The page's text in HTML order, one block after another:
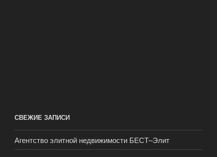
СВЕЖИЕ ЗАПИСИ
Агентство элитной недвижимости БЕСТ–Элит